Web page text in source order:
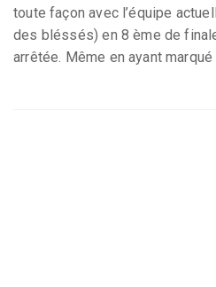
toute façon avec l’équipe
des bléssés) en 8 ème de
arrêtée. Même en ayant marqué